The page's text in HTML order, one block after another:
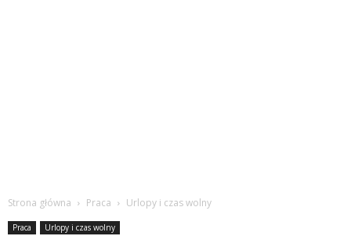
Strona główna Praca Urlopy i czas wolny
Praca Urlopy i czas wolny